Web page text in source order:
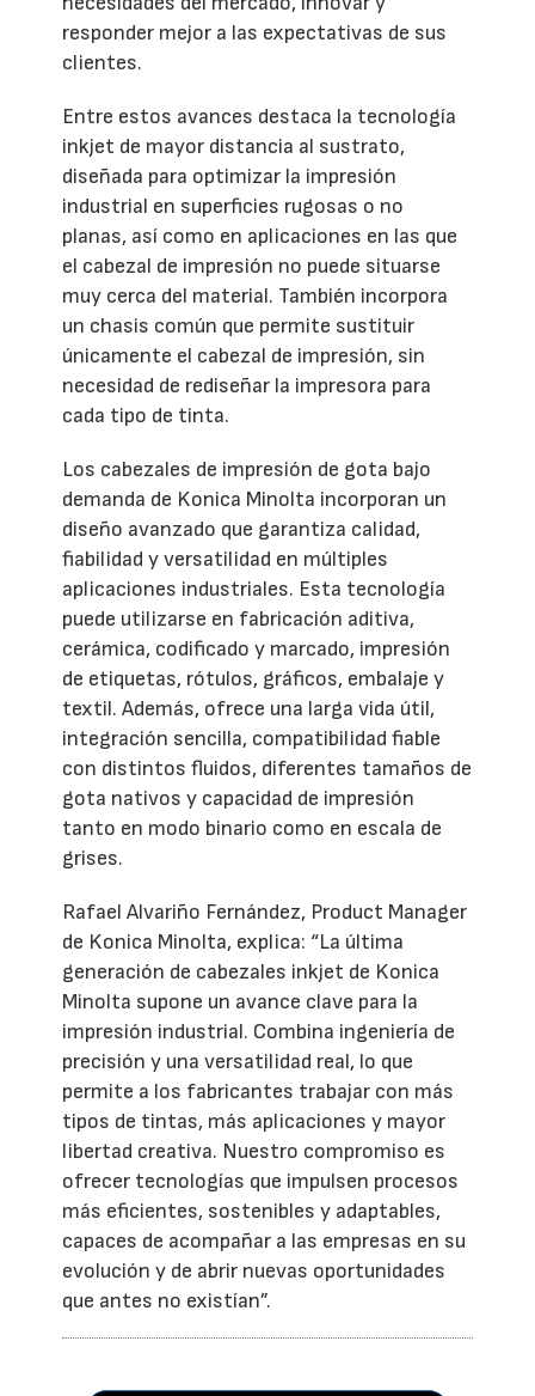
responder mejor a las expectativas de sus
clientes.
Entre estos avances destaca la tecnología
inkjet de mayor distancia al sustrato,
diseñada para optimizar la impresión
industrial en superficies rugosas o no
planas, así como en aplicaciones en las que
el cabezal de impresión no puede situarse
muy cerca del material. También incorpora
un chasis común que permite sustituir
únicamente el cabezal de impresión, sin
necesidad de rediseñar la impresora para
cada tipo de tinta.
Los cabezales de impresión de gota bajo
demanda de Konica Minolta incorporan un
diseño avanzado que garantiza calidad,
fiabilidad y versatilidad en múltiples
aplicaciones industriales. Esta tecnología
puede utilizarse en fabricación aditiva,
cerámica, codificado y marcado, impresión
de etiquetas, rótulos, gráficos, embalaje y
textil. Además, ofrece una larga vida útil,
integración sencilla, compatibilidad fiable
con distintos fluidos, diferentes tamaños de
gota nativos y capacidad de impresión
tanto en modo binario como en escala de
grises.
Rafael Alvariño Fernández, Product Manager
de Konica Minolta, explica: “La última
generación de cabezales inkjet de Konica
Minolta supone un avance clave para la
impresión industrial. Combina ingeniería de
precisión y una versatilidad real, lo que
permite a los fabricantes trabajar con más
tipos de tintas, más aplicaciones y mayor
libertad creativa. Nuestro compromiso es
ofrecer tecnologías que impulsen procesos
más eficientes, sostenibles y adaptables,
capaces de acompañar a las empresas en su
evolución y de abrir nuevas oportunidades
que antes no existían”.